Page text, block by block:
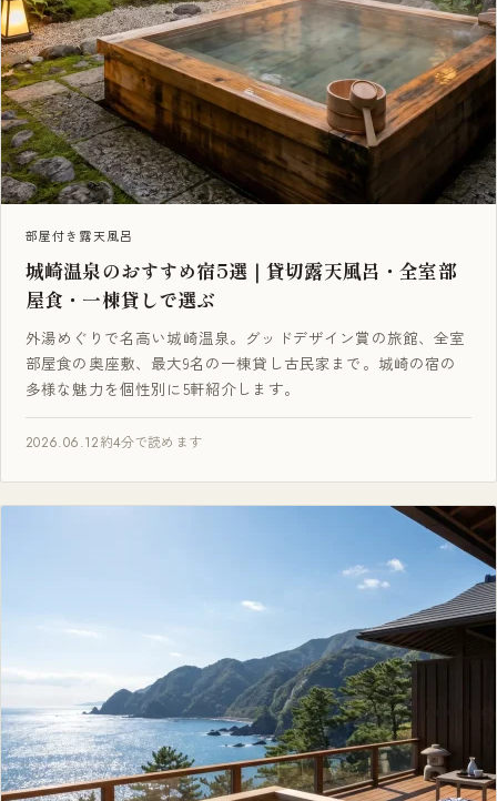
部屋付き露天風呂
城崎温泉のおすすめ宿5選｜貸切露天風呂・全室部
屋食・一棟貸しで選ぶ
外湯めぐりで名高い城崎温泉。グッドデザイン賞の旅館、全室
部屋食の奥座敷、最大9名の一棟貸し古民家まで。城崎の宿の
多様な魅力を個性別に5軒紹介します。
2026.06.12約4分で読めます